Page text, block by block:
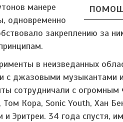
манере
одновременно
закреплению за
в неизведанных
с джазовыми музыкантами
сотрудничали с
Кора, Sonic Youth, Хан
Эритреи. 34 года спустя,